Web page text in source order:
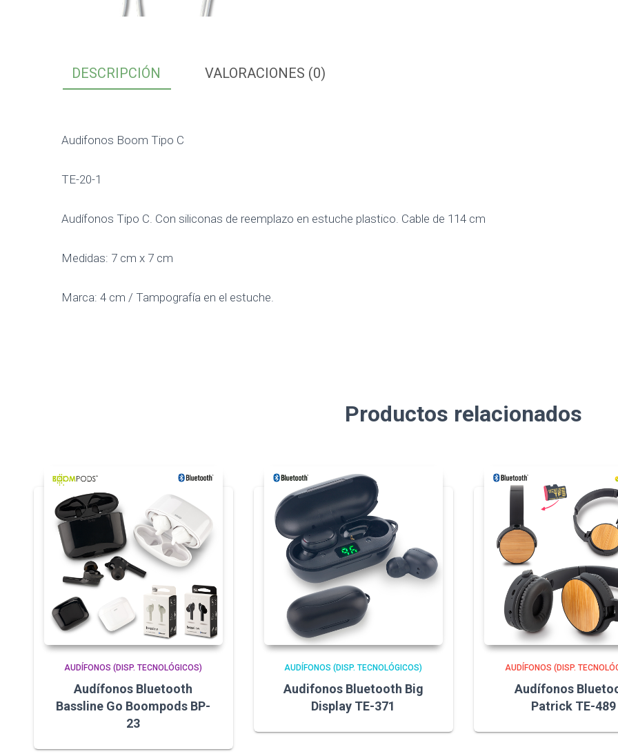
DESCRIPCIÓN VALORACIONES (0)
Audifonos Boom Tipo C
TE-20-1
Audífonos Tipo C. Con siliconas de reemplazo en estuche plastico. Cable de 114 cm
Medidas: 7 cm x 7 cm
Marca: 4 cm / Tampografía en el estuche.
Productos relacionados
AUDÍFONOS (DISP. TECNOLÓGICOS)
Audífonos Bluetooth
Bassline Go Boompods BP-
23
AUDÍFONOS (DISP. TECNOLÓGICOS)
Audifonos Bluetooth Big
Display TE-371
AUDÍFONOS (DISP.
Audífonos
Patrick TE-489